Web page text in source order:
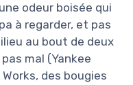
odeur boisée qui
à regarder, et pas
au bout de deux
mal (Yankee
des bougies